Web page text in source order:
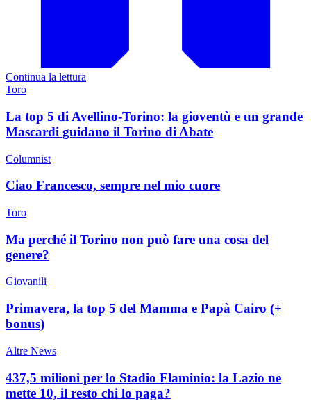
Continua la lettura
Toro
La top 5 di Avellino-Torino: la gioventù e un grande
Mascardi guidano il Torino di Abate
Columnist
Ciao Francesco, sempre nel mio cuore
Toro
Ma perché il Torino non può fare una cosa del
genere?
Giovanili
Primavera, la top 5 del Mamma e Papà Cairo (+
bonus)
Altre News
437,5 milioni per lo Stadio Flaminio: la Lazio ne
mette 10, il resto chi lo paga?